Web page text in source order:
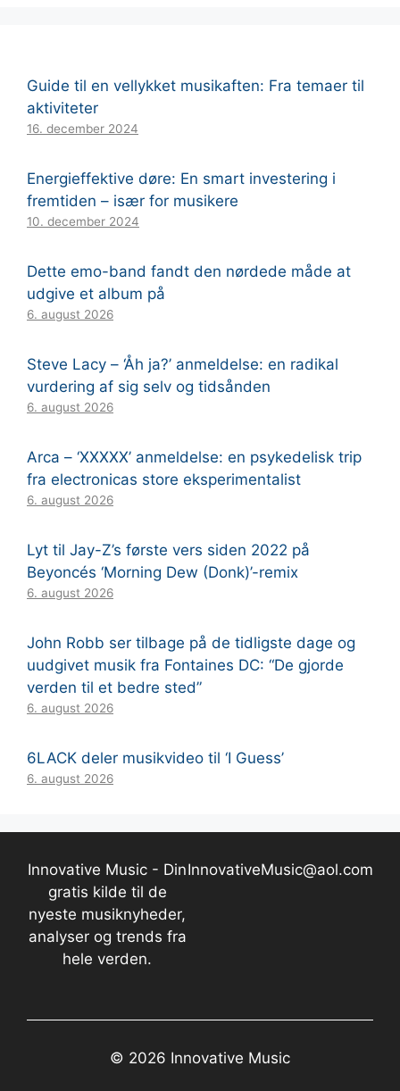
Guide til en vellykket musikaften: Fra temaer til
aktiviteter
16. december 2024
Energieffektive døre: En smart investering i
fremtiden – især for musikere
10. december 2024
Dette emo-band fandt den nørdede måde at
udgive et album på
6. august 2026
Steve Lacy – ‘Åh ja?’ anmeldelse: en radikal
vurdering af sig selv og tidsånden
6. august 2026
Arca – ‘XXXXX’ anmeldelse: en psykedelisk trip
fra electronicas store eksperimentalist
6. august 2026
Lyt til Jay-Z’s første vers siden 2022 på
Beyoncés ‘Morning Dew (Donk)’-remix
6. august 2026
John Robb ser tilbage på de tidligste dage og
uudgivet musik fra Fontaines DC: “De gjorde
verden til et bedre sted”
6. august 2026
6LACK deler musikvideo til ‘I Guess’
6. august 2026
Innovative Music - Din
gratis kilde til de
nyeste musiknyheder,
analyser og trends fra
hele verden.
InnovativeMusic@aol.com
© 2026 Innovative Music